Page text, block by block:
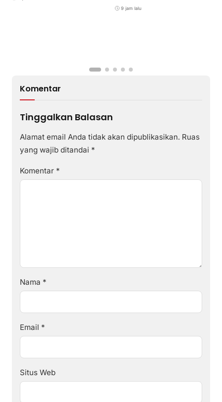
9 jam lalu
Komentar
Tinggalkan Balasan
Alamat email Anda tidak akan dipublikasikan. Ruas
yang wajib ditandai *
Komentar *
Nama *
Email *
Situs Web